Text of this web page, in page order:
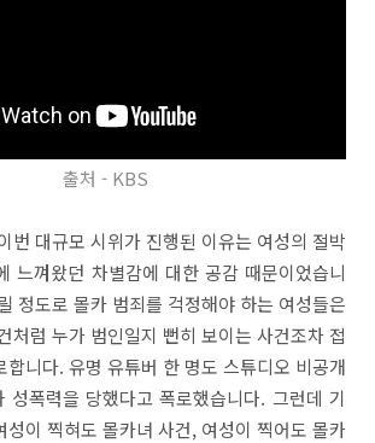
출처 - KBS
번 대규모 시위가 진행된 이유는 여성의 절박
느껴왔던 차별감에 대한 공감 때문이었습니
정도로 몰카 범죄를 걱정해야 하는 여성들은
처럼 누가 범인일지 뻔히 보이는 사건조차 접
합니다. 유명 유튜버 한 명도 스튜디오 비공개
성폭력을 당했다고 폭로했습니다. 그런데 기
성이 찍혀도 몰카녀 사건, 여성이 찍어도 몰카